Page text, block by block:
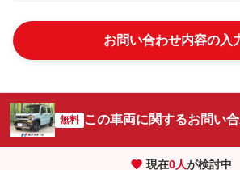
お問い合わせ内容の入
無料 この車両に関するお問い
現在0人が検討中